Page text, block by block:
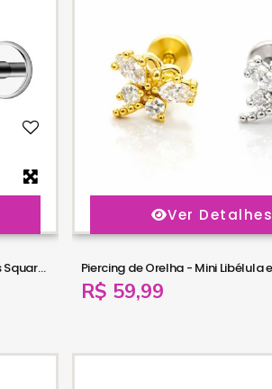
Piercing para Orelha - Labret Gêmeos Square Zircônia - Titânio - 6ORE1065
Ver Detalhes
R$ 59,99